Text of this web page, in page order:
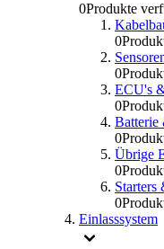
0Produkte
0
0
ECU's
0
Batterie
0
Übrige
0
Starters
0
Einlasssystem